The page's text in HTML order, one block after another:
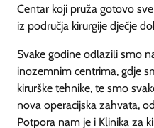
Centar koji pruža gotovo
iz područja kirurgije dječje
Svake godine odlazili smo
inozemnim centrima, gdje
kirurške tehnike, te smo
nova operacijska zahvata,
Potpora nam je i Klinika za